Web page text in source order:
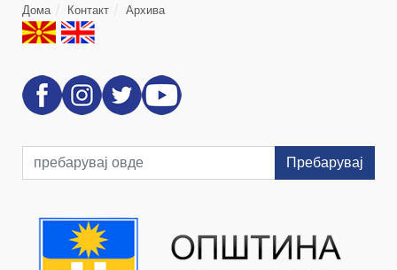
Дома Контакт Архива
Пребарувај